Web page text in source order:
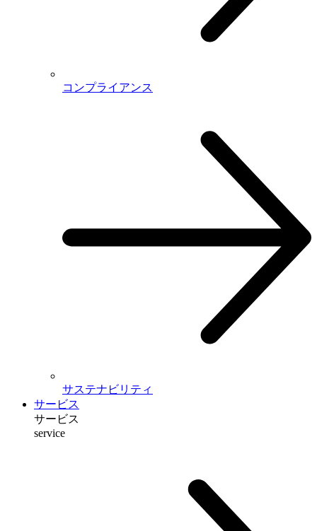
コンプライアンス
サステナビリティ
サービス
サービス
service